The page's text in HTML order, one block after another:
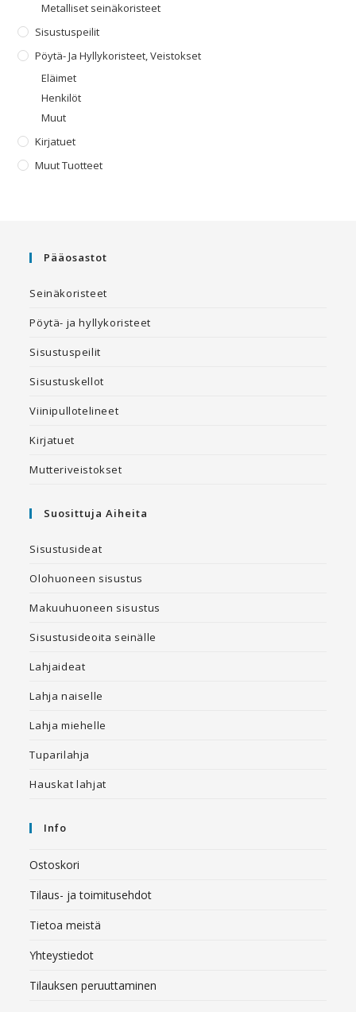
Metalliset seinäkoristeet
Sisustuspeilit
Pöytä- Ja Hyllykoristeet, Veistokset
Eläimet
Henkilöt
Muut
Kirjatuet
Muut Tuotteet
Pääosastot
Seinäkoristeet
Pöytä- ja hyllykoristeet
Sisustuspeilit
Sisustuskellot
Viinipullotelineet
Kirjatuet
Mutteriveistokset
Suosittuja Aiheita
Sisustusideat
Olohuoneen sisustus
Makuuhuoneen sisustus
Sisustusideoita seinälle
Lahjaideat
Lahja naiselle
Lahja miehelle
Tuparilahja
Hauskat lahjat
Info
Ostoskori
Tilaus- ja toimitusehdot
Tietoa meistä
Yhteystiedot
Tilauksen peruuttaminen